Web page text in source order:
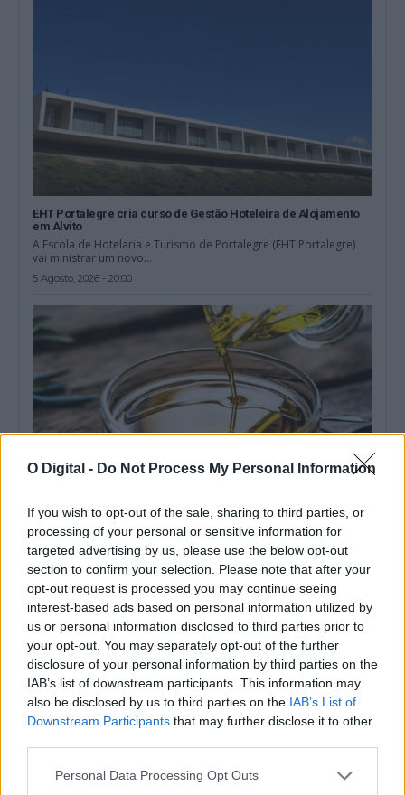
O Digital - Do Not Process My Personal Information
If you wish to opt-out of the sale, sharing to third parties, or
processing of your personal or sensitive information for
targeted advertising by us, please use the below opt-out
section to confirm your selection. Please note that after your
opt-out request is processed you may continue seeing
interest-based ads based on personal information utilized by
us or personal information disclosed to third parties prior to
your opt-out. You may separately opt-out of the further
disclosure of your personal information by third parties on the
IAB’s list of downstream participants. This information may
also be disclosed by us to third parties on the IAB’s List of
Downstream Participants that may further disclose it to other
Personal Data Processing Opt Outs
EHT Portalegre cria curso de Gestão Hoteleira de Alojamento
em Alvito
A Escola de Hotelaria e Turismo de Portalegre (EHT Portalegre)
vai ministrar um novo...
5 Agosto, 2026 - 20:00
Alentejo é finalista dos Olive Travel & Taste Awards
O Alentejo foi selecionado como um dos quatro finalistas da
categoria «Sustainable Food Destination...
5 Agosto, 2026 - 17:30